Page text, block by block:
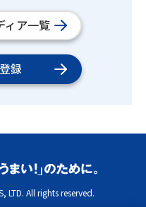
ィア一覧
録
LTD. All rights reserved.